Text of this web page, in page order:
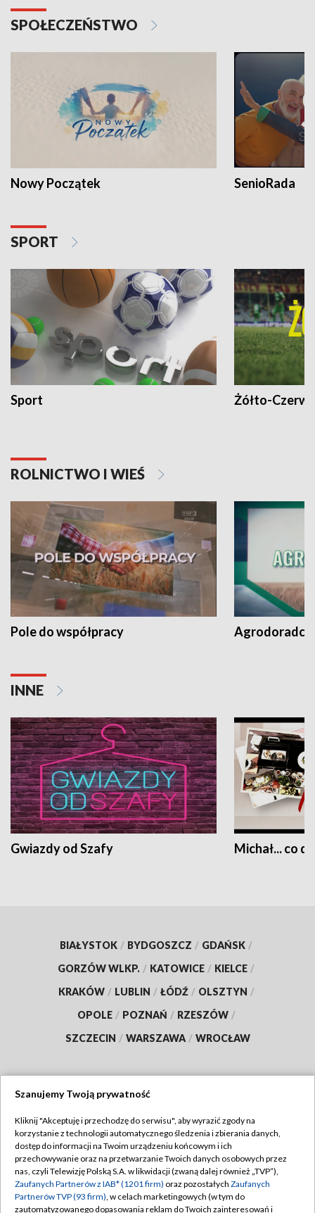
SPOŁECZEŃSTWO
Nowy Początek SenioRada
SPORT
Sport Żółto-
ROLNICTWO I WIEŚ
Pole do współpracy Agrodoradcy
INNE
Gwiazdy od Szafy Michał... co
BIAŁYSTOK / BYDGOSZCZ / GDAŃSK /
GORZÓW WLKP. / KATOWICE / KIELCE /
KRAKÓW / LUBLIN / ŁÓDŹ / OLSZTYN /
OPOLE / POZNAŃ / RZESZÓW /
SZCZECIN / WARSZAWA / WROCŁAW
TVP
Abonament TVP
Emisja w TVP
Centrum informacji TVP
Regulamin TVP
Polityka prywatności
Moje zgody
Szanujemy Twoją prywatność
Kliknij "Akceptuję i przechodzę do serwisu", aby wyrazić zgody na
korzystanie z technologii automatycznego śledzenia i zbierania danych,
dostęp do informacji na Twoim urządzeniu końcowym i ich
przechowywanie oraz na przetwarzanie Twoich danych osobowych przez
nas, czyli Telewizję Polską S.A. w likwidacji (zwaną dalej również „TVP”),
Zaufanych Partnerów z IAB* (1201 firm) oraz pozostałych Zaufanych
Partnerów TVP (93 firm), w celach marketingowych (w tym do
zautomatyzowanego dopasowania reklam do Twoich zainteresowań i